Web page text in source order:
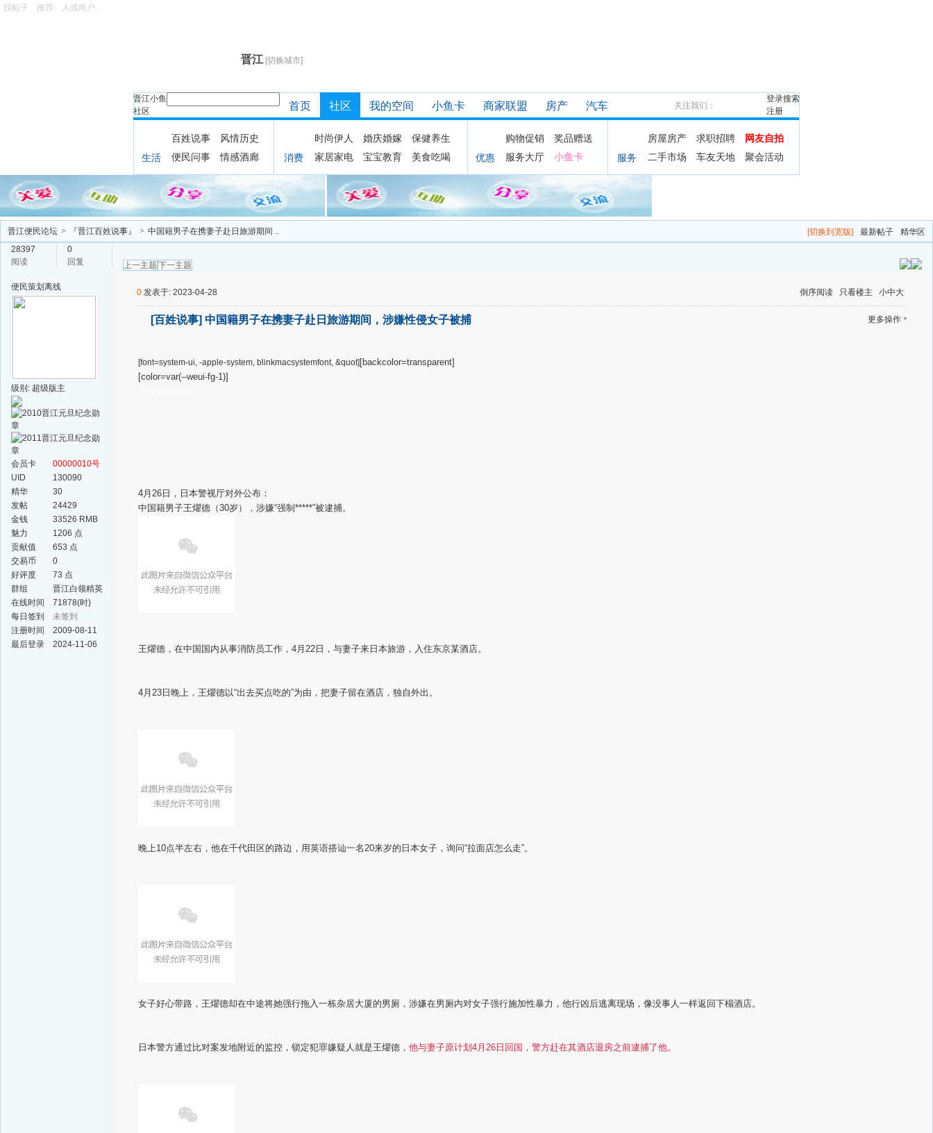
晋江 [切换城市]
晋江小鱼
社区
搜索
找帖子、推荐、人或商户...
登录
注册
首页 社区 我的空间 小鱼卡 商家联盟 房产 汽车 关注我们：
生活
百姓说事
风情历史
便民问事
情感酒廊 消费
时尚伊人 婚庆婚嫁
保健养生
家居家电
宝宝教育 美食吃喝 优惠
购物促销
奖品赠送
服务大厅
小鱼卡 服务
房屋房产 求职招聘
网友自拍
二手市场
车友天地 聚会活动
[切换到宽版] 最新帖子 精华区
晋江便民论坛 > 『晋江百姓说事』 > 中国籍男子在携妻子赴日旅游期间 ..
28397
阅读
0
回复
上一主题 下一主题
便民策划 离线
级别: 超级版主
会员卡
00000010号
UID
130090
精华
30
发帖
24429
金钱
33526 RMB
魅力
1206 点
贡献值
653 点
交易币
0
好评度
73 点
群组
晋江白领精英
群
在线时间
71878(时)
每日签到
未签到
注册时间
2009-08-11
最后登录
2024-11-06
倒序阅读 只看楼主 小中大
0 发表于: 2023-04-28
更多操作 ▼
[百姓说事] 中国籍男子在携妻子赴日旅游期间，涉嫌性侵女子被捕
[font=system-ui, -apple-system, blinkmacsystemfont, &quot] [backcolor=transparent]
[color=var(--weui-fg-1)]
4月26日，日本警视厅对外公布：
中国籍男子王燿德（30岁），涉嫌“强制*****”被逮捕。
王燿德，在中国国内从事消防员工作，4月22日，与妻子来日本旅游，入住东京某酒店。
4月23日晚上，王燿德以“出去买点吃的”为由，把妻子留在酒店，独自外出。
晚上10点半左右，他在千代田区的路边，用英语搭讪一名20来岁的日本女子，询问“拉面店怎么走”。
女子好心带路，王燿德却在中途将她强行拖入一栋杂居大厦的男厕，涉嫌在男厕内对女子强行施加性暴力，他行凶后逃离现场，像没事人一样返回下榻酒店。
日本警方通过比对案发地附近的监控，锁定犯罪嫌疑人就是王燿德， 他与妻子原计划4月26日回国，警方赶在其酒店退房之前逮捕了他。